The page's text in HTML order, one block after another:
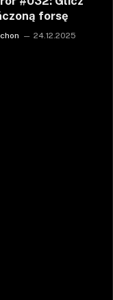
forsę
24.12.2025